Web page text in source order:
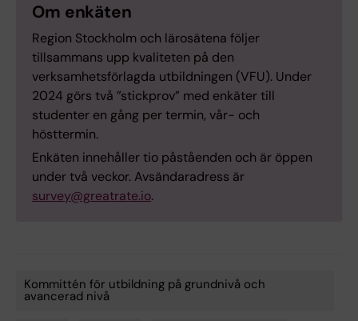
Om enkäten
Region Stockholm och lärosätena följer
tillsammans upp kvaliteten på den
verksamhetsförlagda utbildningen (VFU). Under
2024 görs två ”stickprov” med enkäter till
studenter en gång per termin, vår- och
hösttermin.
Enkäten innehåller tio påståenden och är öppen
under två veckor. Avsändaradress är
survey@greatrate.io.
Tags
Kommittén för utbildning på grundnivå och
avancerad nivå